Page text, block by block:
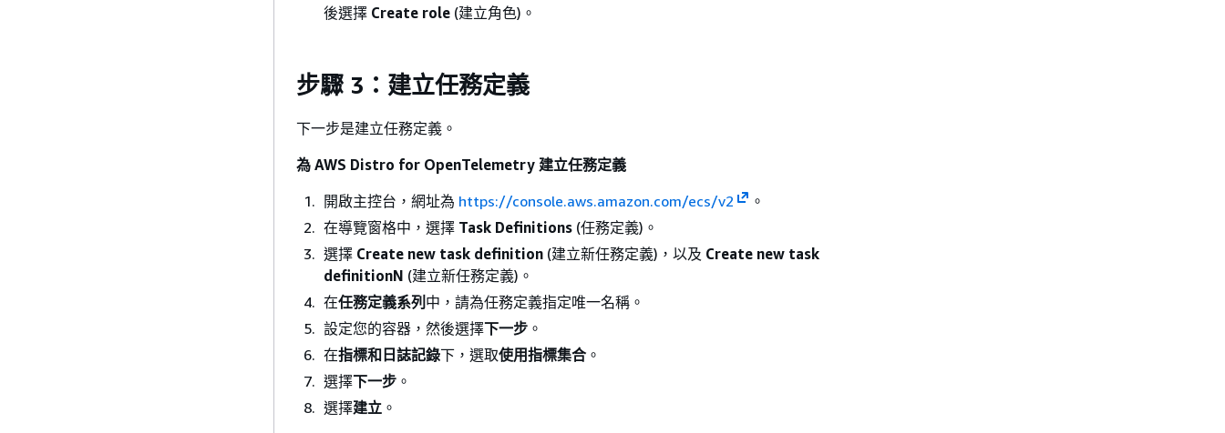
後選擇 Create role (建立角色)。
步驟 3：建立任務定義
下一步是建立任務定義。
為 AWS Distro for OpenTelemetry 建立任務定義
開啟主控台，網址為 https://console.aws.amazon.com/ecs/v2
。
在導覽窗格中，選擇 Task Definitions (任務定義)。
選擇 Create new task definition (建立新任務定義)，以及 Create new task
definitionN (建立新任務定義)。
在任務定義系列 中，請為任務定義指定唯一名稱。
設定您的容器，然後選擇下一步 。
在指標和日誌記錄下，選取使用指標集合 。
選擇下一步 。
選擇建立 。